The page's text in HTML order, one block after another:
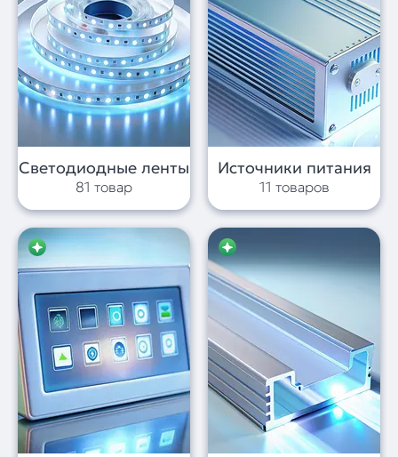
Светодиодные ленты
81 товар
Источники питания
11 товаров